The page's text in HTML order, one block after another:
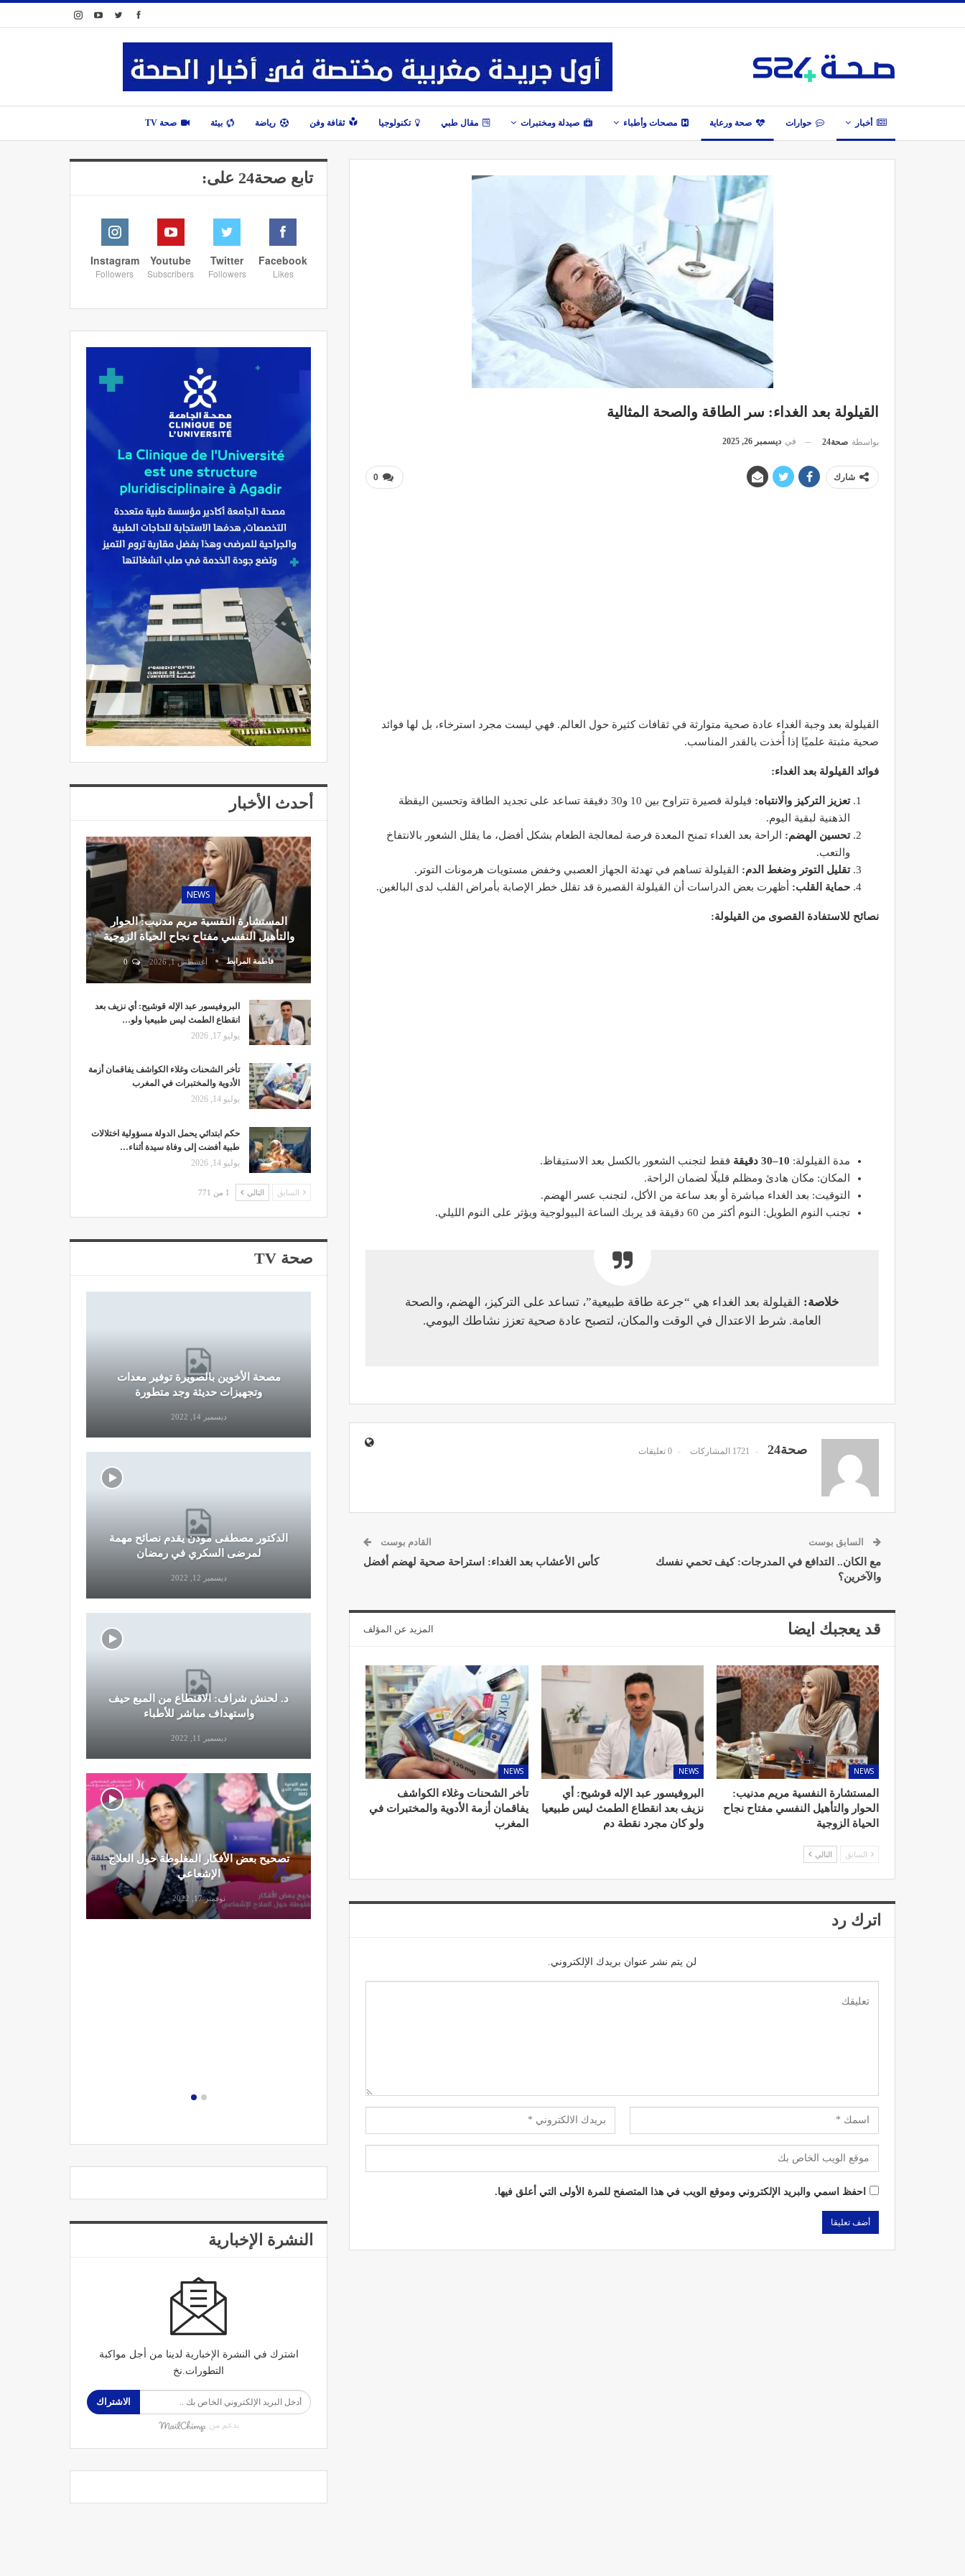
أخبار حوارات صحة ورعاية مصحات وأطباء صيدلة ومختبرات مقال طبي تكنولوجيا ثقافة وفن رياضة بيئة صحة TV
القيلولة بعد الغداء: سر الطاقة والصحة المثالية
بواسطة صحة24 في ديسمبر 26, 2025
0 شارك
القيلولة بعد وجبة الغداء عادة صحية متوارثة في ثقافات كثيرة حول العالم. فهي ليست مجرد استرخاء، بل لها فوائد
صحية مثبتة علميًا إذا أُخذت بالقدر المناسب.
فوائد القيلولة بعد الغداء:
تعزيز التركيز والانتباه:
قيلولة قصيرة تتراوح بين 10 و30 دقيقة تساعد على تجديد الطاقة وتحسين اليقظة
الذهنية لبقية اليوم.
تحسين الهضم: الراحة بعد الغداء تمنح المعدة فرصة لمعالجة الطعام بشكل أفضل، ما يقلل الشعور بالانتفاخ
والتعب.
تقليل التوتر وضغط الدم: القيلولة تساهم في تهدئة الجهاز العصبي وخفض مستويات هرمونات التوتر.
حماية القلب: أظهرت بعض الدراسات أن القيلولة القصيرة قد تقلل خطر الإصابة بأمراض القلب لدى البالغين.
نصائح للاستفادة القصوى من القيلولة:
مدة القيلولة: 10–30 دقيقة
فقط لتجنب الشعور بالكسل بعد الاستيقاظ.
المكان: مكان هادئ ومظلم قليلًا لضمان الراحة.
التوقيت: بعد الغداء مباشرة أو بعد ساعة من الأكل، لتجنب عسر الهضم.
تجنب النوم الطويل: النوم أكثر من 60 دقيقة قد يربك الساعة البيولوجية ويؤثر على النوم الليلي.
خلاصة: القيلولة بعد الغداء هي “جرعة طاقة طبيعية”، تساعد على التركيز، الهضم، والصحة
العامة. شرط الاعتدال في الوقت والمكان، لتصبح عادة صحية تعزز نشاطك اليومي.
صحة24 1721 المشاركات 0 تعليقات
السابق بوست
مع الكان.. التدافع في المدرجات: كيف تحمي نفسك
والآخرين؟
القادم بوست
كأس الأعشاب بعد الغداء: استراحة صحية لهضم أفضل
قد يعجبك ايضا المزيد عن المؤلف
NEWS
المستشارة النفسية مريم مدنيب:
الحوار والتأهيل النفسي مفتاح نجاح
الحياة الزوجية
NEWS
البروفيسور عبد الإله قوشيح: أي
نزيف بعد انقطاع الطمث ليس طبيعيا
ولو كان مجرد نقطة دم
NEWS
تأخر الشحنات وغلاء الكواشف
يفاقمان أزمة الأدوية والمختبرات في
المغرب
السابق التالي
اترك رد
لن يتم نشر عنوان بريدك الإلكتروني.
احفظ اسمي والبريد الإلكتروني وموقع الويب في هذا المتصفح للمرة الأولى التي أعلق فيها.
تابع صحة24 على:
Facebook
Likes
Twitter
Followers
Youtube
Subscribers
Instagram
Followers
أحدث الأخبار
NEWS
المستشارة النفسية مريم مدنيب: الحوار
والتأهيل النفسي مفتاح نجاح الحياة الزوجية
فاطمة المرابط أغسطس 1, 2026 0
البروفيسور عبد الإله قوشيح: أي نزيف بعد
انقطاع الطمث ليس طبيعيا ولو…
يوليو 17, 2026
تأخر الشحنات وغلاء الكواشف يفاقمان أزمة
الأدوية والمختبرات في المغرب
يوليو 14, 2026
حكم ابتدائي يحمل الدولة مسؤولية اختلالات
طبية أفضت إلى وفاة سيدة أثناء…
يوليو 14, 2026
السابق التالي 1 من 771
صحة TV
د. لحنش شراف: الاقتطاع من المبع حيف
واستهداف مباشر للأطباء
ديسمبر 11, 2022
نصائح وإرشادات صحية هامة للحفاظ على
التوازن الغذائي خلال شهر…
النظام الغذائي والصحة: دور التغذية في
تعزيز الصحة العامة
مارس 22, 2024
مصحة الأخوين بالصويرة توفير معدات
وتجهيزات حديثة وجد متطورة
ديسمبر 14, 2022
الدكتور مصطفى مودن يقدم نصائح مهمة
لمرضى السكري في رمضان
ديسمبر 12, 2022
د. لحنش شراف: الاقتطاع من المبع حيف
واستهداف مباشر للأطباء
ديسمبر 11, 2022
تصحيح بعض الأفكار المغلوطة حول العلاج
الإشعاعي
نوفمبر 17, 2022
النشرة الإخبارية
اشترك في النشرة الإخبارية لدينا من أجل مواكبة
التطورات.نخ
الاشتراك
بدعم من